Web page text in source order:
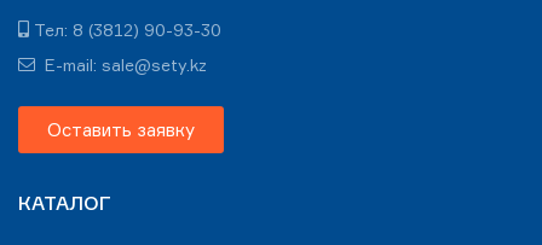
Тел: 8 (3812) 90-93-30
E-mail: sale@sety.kz
Оставить заявку
КАТАЛОГ